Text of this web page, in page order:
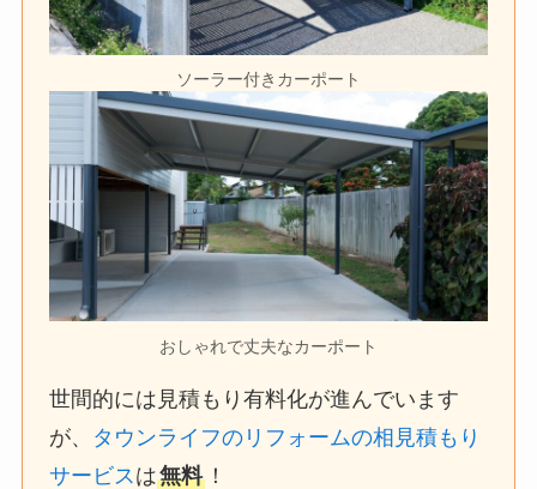
ソーラー付きカーポート
おしゃれで丈夫なカーポート
世間的には見積もり有料化が進んでいます
が、 タウンライフのリフォームの相見積もり
サービス は無料 ！